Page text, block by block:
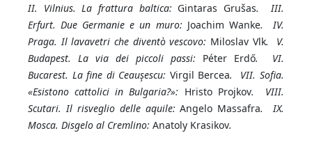
II. Vilnius. La frattura baltica: Gintaras Grušas. III.
Erfurt. Due Germanie e un muro: Joachim Wanke. IV.
Praga. Il lavavetri che diventò vescovo: Miloslav Vlk. V.
Budapest. La via dei piccoli passi: Péter Erdő. VI.
Bucarest. La fine di Ceauşescu: Virgil Bercea. VII. Sofia.
«Esistono cattolici in Bulgaria?»: Hristo Projkov. VIII.
Scutari. Il risveglio delle aquile:Angelo Massafra. IX.
Mosca. Disgelo al Cremlino: Anatoly Krasikov.